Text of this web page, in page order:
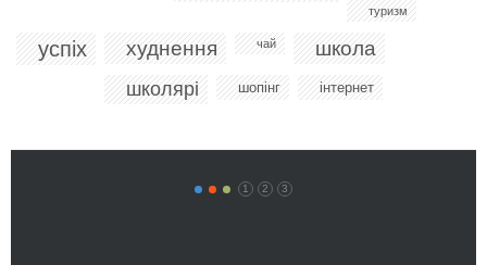
туризм
успіх худнення чай школа
школярі шопінг інтернет
1 2 3